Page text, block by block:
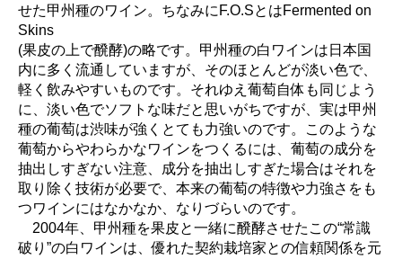
せた甲州種のワイン。ちなみにF.O.SとはFermented on
Skins
(果皮の上で醗酵)の略です。甲州種の白ワインは日本国
内に多く流通していますが、そのほとんどが淡い色で、
軽く飲みやすいものです。それゆえ葡萄自体も同じよう
に、淡い色でソフトな味だと思いがちですが、実は甲州
種の葡萄は渋味が強くとても力強いのです。このような
葡萄からやわらかなワインをつくるには、葡萄の成分を
抽出しすぎない注意、成分を抽出しすぎた場合はそれを
取り除く技術が必要で、本来の葡萄の特徴や力強さをも
つワインにはなかなか、なりづらいのです。
2004年、甲州種を果皮と一緒に醗酵させたこの“常識
破り”の白ワインは、優れた契約栽培家との信頼関係を元